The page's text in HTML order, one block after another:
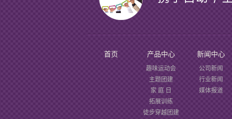
首页 产品中心
趣味运动会
主题团建
家 庭 日
拓展训练
徒步穿越团建
新闻中心
公司新闻
行业新闻
媒体报道